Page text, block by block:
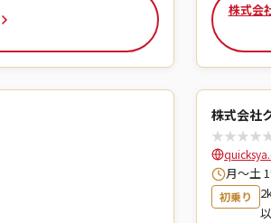
株式会
株式会社
★★★★
月～土
初乗り